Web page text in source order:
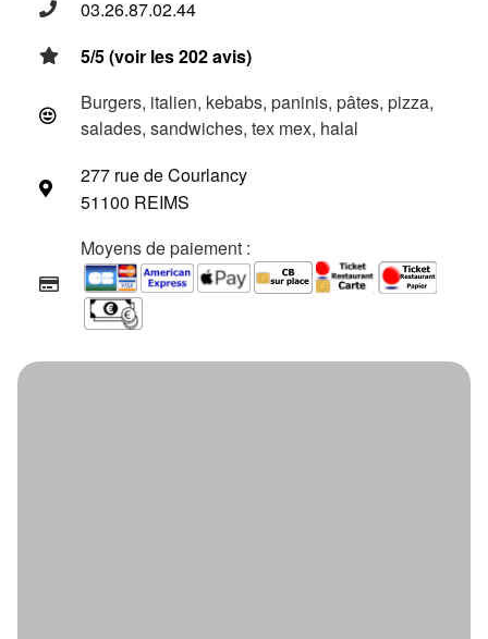
03.26.87.02.44
5/5 (voir les 202 avis)
Burgers, italien, kebabs, paninis, pâtes, pizza,
salades, sandwiches, tex mex, halal
277 rue de Courlancy
51100 REIMS
Moyens de paiement :